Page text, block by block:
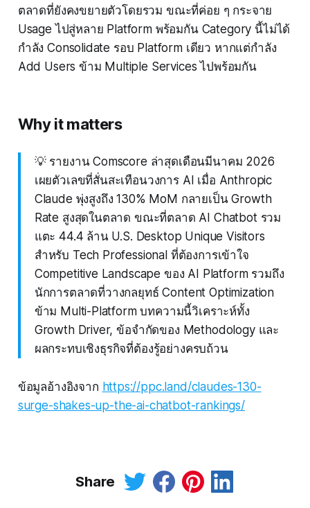
ตลาดที่ยังคงขยายตัวโดยรวม ขณะที่ค่อย ๆ กระจาย
Usage ไปสู่หลาย Platform พร้อมกัน Category นี้ไม่ได้
กำลัง Consolidate รอบ Platform เดียว หากแต่กำลัง
Add Users ข้าม Multiple Services ไปพร้อมกัน
Why it matters
💡 รายงาน Comscore ล่าสุดเดือนมีนาคม 2026
เผยตัวเลขที่สั่นสะเทือนวงการ AI เมื่อ Anthropic
Claude พุ่งสูงถึง 130% MoM กลายเป็น Growth
Rate สูงสุดในตลาด ขณะที่ตลาด AI Chatbot รวม
แตะ 44.4 ล้าน U.S. Desktop Unique Visitors
สำหรับ Tech Professional ที่ต้องการเข้าใจ
Competitive Landscape ของ AI Platform รวมถึง
นักการตลาดที่วางกลยุทธ์ Content Optimization
ข้าม Multi-Platform บทความนี้วิเคราะห์ทั้ง
Growth Driver, ข้อจำกัดของ Methodology และ
ผลกระทบเชิงธุรกิจที่ต้องรู้อย่างครบถ้วน
ข้อมูลอ้างอิงจาก https://ppc.land/claudes-130-
surge-shakes-up-the-ai-chatbot-rankings/
Share